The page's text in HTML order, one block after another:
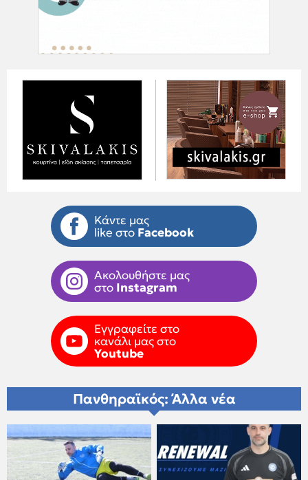
Κάντε μας
like στο Facebook
Ακολουθήστε μας
στο Instagram
Εγγραφείτε στο
κανάλι μας στο
Youtube
Πανθηραϊκός: Άλλα νέα